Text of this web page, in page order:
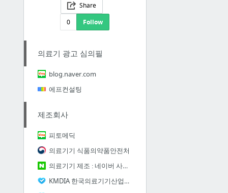
Share
0
Follow
의료기 광고 심의필
blog.naver.com
에프컨설팅
제조회사
피토메딕
의료기기 식품의약품안전처
의료기기 제조 : 네이버 사이트검색 라인 2
KMDIA 한국의료기기산업협회